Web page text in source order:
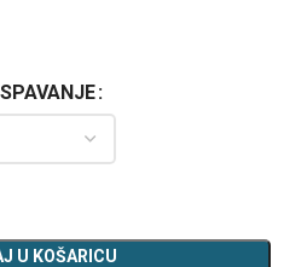
U KOŠARICU